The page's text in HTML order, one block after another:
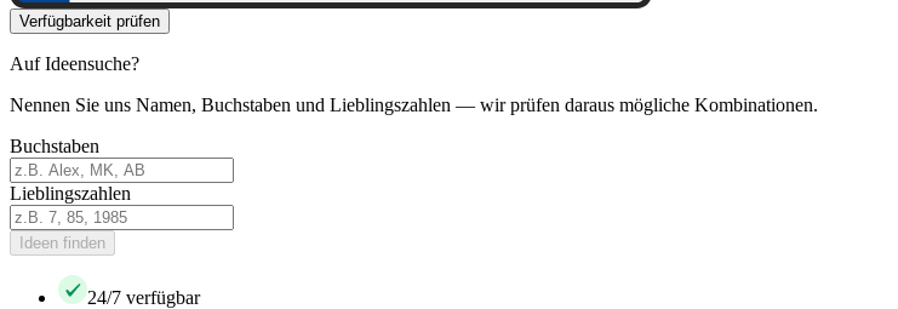
Verfügbarkeit prüfen
Auf Ideensuche?
Nennen Sie uns Namen, Buchstaben und Lieblingszahlen — wir prüfen daraus mögliche Kombinationen.
Buchstaben
Lieblingszahlen
Ideen finden
24/7 verfügbar